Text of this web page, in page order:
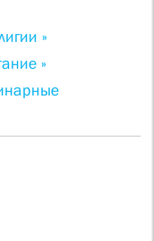
»
»